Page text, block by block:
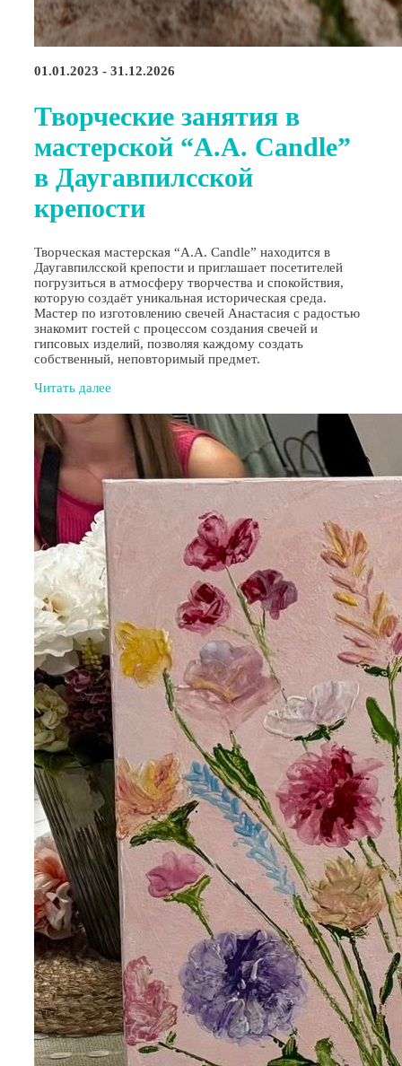
01.01.2023 - 31.12.2026
Творческие занятия в
мастерской “A.A. Candle”
в Даугавпилсской
крепости
Творческая мастерская “A.A. Candle” находится в
Даугавпилсской крепости и приглашает посетителей
погрузиться в атмосферу творчества и спокойствия,
которую создаёт уникальная историческая среда.
Мастер по изготовлению свечей Анастасия с радостью
знакомит гостей с процессом создания свечей и
гипсовых изделий, позволяя каждому создать
собственный, неповторимый предмет.
Читать далее